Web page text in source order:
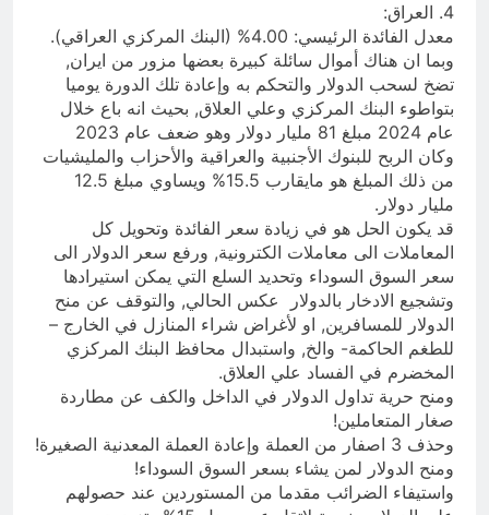
4. العراق:
معدل الفائدة الرئيسي: 4.00% (البنك المركزي العراقي).
وبما ان هناك أموال سائلة كبيرة بعضها مزور من ايران,
تضخ لسحب الدولار والتحكم به وإعادة تلك الدورة يوميا
بتواطوء البنك المركزي وعلي العلاق, بحيث انه باع خلال
عام 2024 مبلغ 81 مليار دولار وهو ضعف عام 2023
وكان الربح للبنوك الأجنبية والعراقية والأحزاب والمليشيات
من ذلك المبلغ هو مايقارب 15.5% ويساوي مبلغ 12.5
مليار دولار.
قد يكون الحل هو في زيادة سعر الفائدة وتحويل كل
المعاملات الى معاملات الكترونية, ورفع سعر الدولار الى
سعر السوق السوداء وتحديد السلع التي يمكن استيرادها
وتشجيع الادخار بالدولار عكس الحالي, والتوقف عن منح
الدولار للمسافرين, او لأغراض شراء المنازل في الخارج –
للطغم الحاكمة- والخ, واستبدال محافظ البنك المركزي
المخضرم في الفساد علي العلاق.
ومنح حرية تداول الدولار في الداخل والكف عن مطاردة
صغار المتعاملين!
وحذف 3 اصفار من العملة وإعادة العملة المعدنية الصغيرة!
ومنح الدولار لمن يشاء بسعر السوق السوداء!
واستيفاء الضرائب مقدما من المستوردين عند حصولهم